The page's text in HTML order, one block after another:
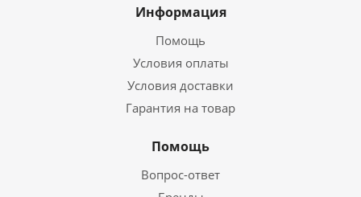
Информация
Помощь
Условия оплаты
Условия доставки
Гарантия на товар
Помощь
Вопрос-ответ